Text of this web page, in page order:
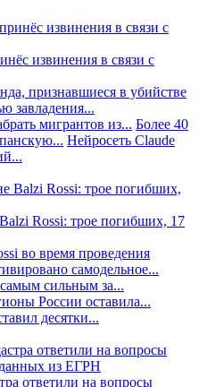
извинения в связи с
признавшиеся в убийстве
завладения...
мигрантов из... Более 40
Нейросеть Claude
Rossi: трое погибших, 17
во время проведения
самодельное...
сильным за...
России оставила...
десятки...
ответили на вопросы